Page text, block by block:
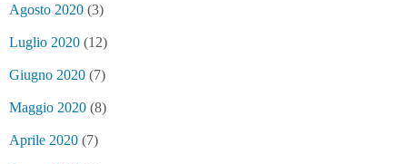
Agosto 2020 (3)
Luglio 2020 (12)
Giugno 2020 (7)
Maggio 2020 (8)
Aprile 2020 (7)